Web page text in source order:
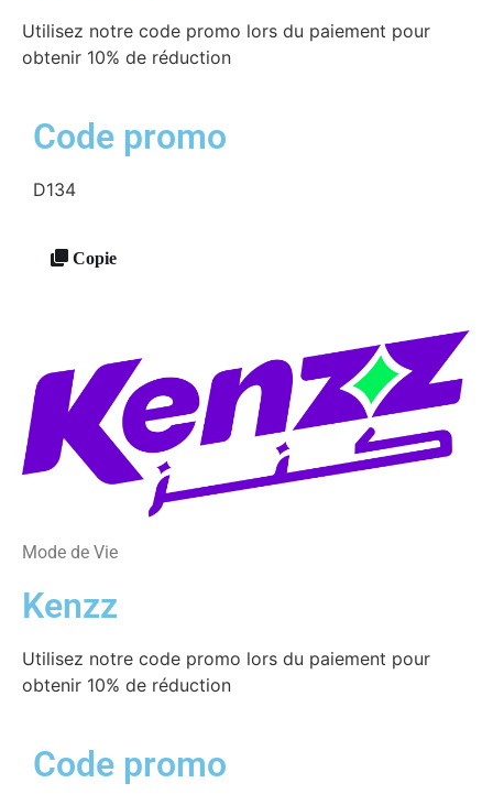
Utilisez notre code promo lors du paiement pour
obtenir 10% de réduction
Code promo
D134
Copie
Mode de Vie
Kenzz
Utilisez notre code promo lors du paiement pour
obtenir 10% de réduction
Code promo